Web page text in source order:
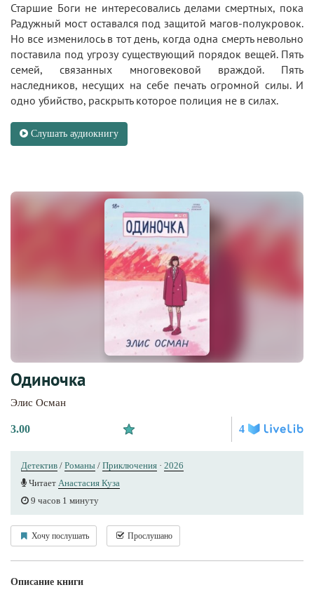
Старшие Боги не интересовались делами смертных, пока
Радужный мост оставался под защитой магов-полукровок.
Но все изменилось в тот день, когда одна смерть невольно
поставила под угрозу существующий порядок вещей. Пять
семей, связанных многовековой враждой. Пять
наследников, несущих на себе печать огромной силы. И
одно убийство, раскрыть которое полиция не в силах.
Слушать аудиокнигу
Одиночка
Элис Осман
3.00 4
Детектив / Романы / Приключения · 2026
Читает Анастасия Куза
9 часов 1 минуту
Хочу послушать Прослушано
Описание книги